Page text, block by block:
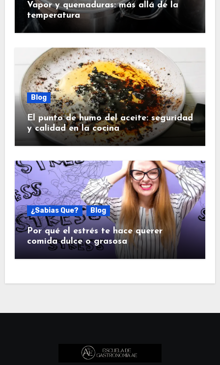
Vapor y quemaduras: más allá de la
temperatura
Blog
El punto de humo del aceite: seguridad
y calidad en la cocina
¿Sabias Que? Blog
Por qué el estrés te hace querer
comida dulce o grasosa